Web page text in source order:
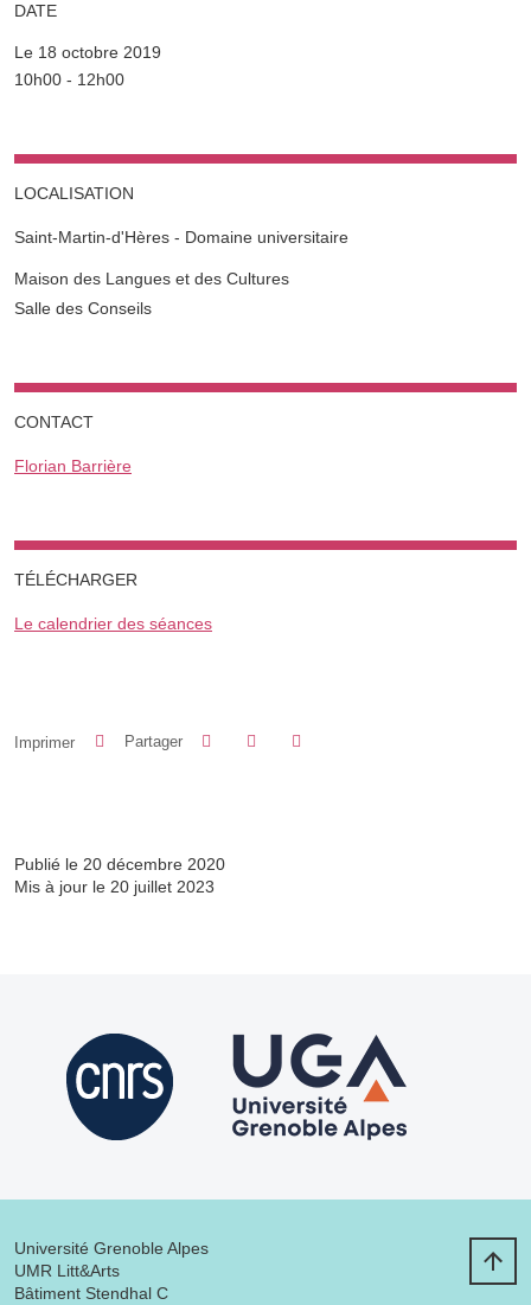
DATE
Le 18 octobre 2019
Complément date
10h00 - 12h00
LOCALISATION
Saint-Martin-d'Hères - Domaine universitaire
Complément lieu
Maison des Langues et des Cultures
Salle des Conseils
CONTACT
Florian Barrière
TÉLÉCHARGER
Le calendrier des séances
Imprimer Partager Partager sur Facebook
Partager sur LinkedIn
Publié le 20 décembre 2020
Mis à jour le 20 juillet 2023
Université Grenoble Alpes
UMR Litt&Arts
Bâtiment Stendhal C